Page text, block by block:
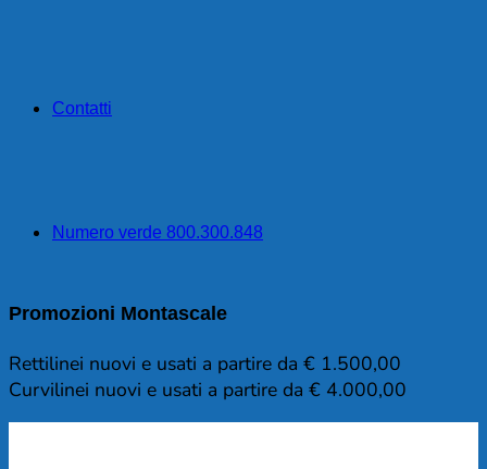
Contatti
Numero verde 800.300.848
Promozioni Montascale
Rettilinei nuovi e usati a partire da € 1.500,00
Curvilinei nuovi e usati a partire da € 4.000,00